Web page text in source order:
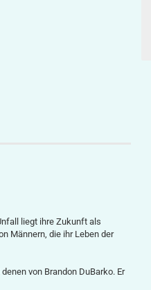
liegt ihre Zukunft als
Männern, die ihr Leben der
von Brandon DuBarko. Er